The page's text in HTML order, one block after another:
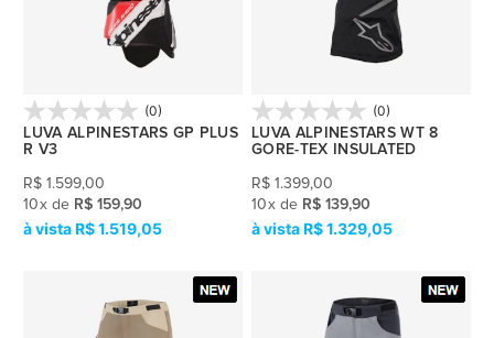
(0)
LUVA ALPINESTARS GP PLUS
R V3
R$ 1.599,00
10x de R$ 159,90
R$ 1.519,05
(0)
LUVA ALPINESTARS WT 8
GORE-TEX INSULATED
R$ 1.399,00
10x de R$ 139,90
R$ 1.329,05